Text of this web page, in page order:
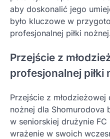
aby doskonalić jego
było kluczowe w
profesjonalnej piłki
Przejście z
profesjonalnej piłki
Przejście z młodzieżowej
nożnej dla Shomurodova
w seniorskiej drużynie FC
wrażenie w swoich